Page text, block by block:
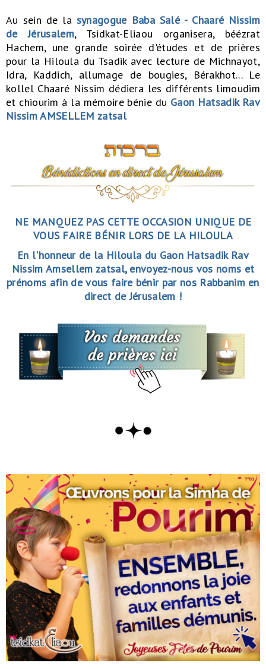
Au sein de la synagogue Baba Salé - Chaaré Nissim
de Jérusalem, Tsidkat-Eliaou organisera, béézrat
Hachem, une grande soirée d'études et de prières
pour la Hiloula du Tsadik avec lecture de Michnayot,
Idra, Kaddich, allumage de bougies, Bérakhot... Le
kollel Chaaré Nissim dédiera les différents limoudim
et chiourim à la mémoire bénie du Gaon Hatsadik Rav
Nissim AMSELLEM zatsal
NE MANQUEZ PAS CETTE OCCASION UNIQUE DE
VOUS FAIRE BÉNIR LORS DE LA HILOULA
En l'honneur de la Hiloula du Gaon Hatsadik Rav
Nissim Amsellem zatsal, envoyez-nous vos noms et
prénoms afin de vous faire bénir par nos Rabbanim en
direct de Jérusalem !